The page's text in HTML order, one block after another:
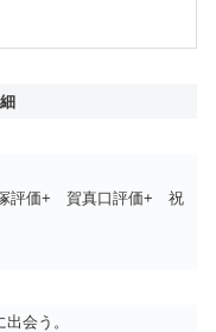
評価+ 賀真口評価+ 祝
会う。